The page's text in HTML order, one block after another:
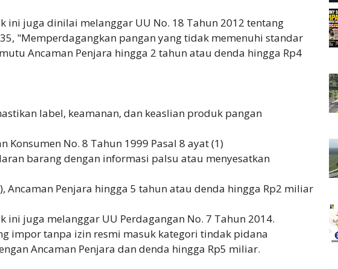
ini juga dinilai melanggar UU No. 18 Tahun 2012 tentang
"Memperdagangkan pangan yang tidak memenuhi standar
Ancaman Penjara hingga 2 tahun atau denda hingga Rp4
label, keamanan, dan keaslian produk pangan
Konsumen No. 8 Tahun 1999 Pasal 8 ayat (1)
barang dengan informasi palsu atau menyesatkan
Ancaman Penjara hingga 5 tahun atau denda hingga Rp2 miliar
ini juga melanggar UU Perdagangan No. 7 Tahun 2014.
impor tanpa izin resmi masuk kategori tindak pidana
Ancaman Penjara dan denda hingga Rp5 miliar.